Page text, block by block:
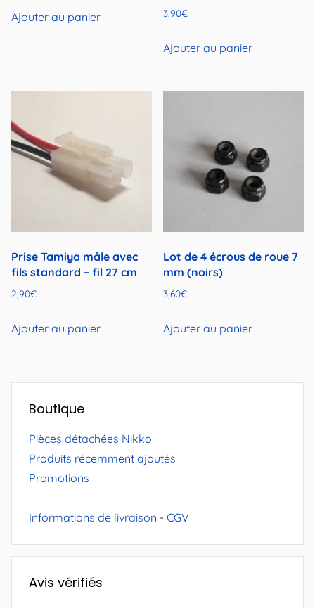
initialactuel
Ajouter au panier 3,90€
Ajouter au panier
Prise Tamiya mâle avec
fils standard – fil 27 cm
2,90€
Ajouter au panier
Lot de 4 écrous de roue 7
mm (noirs)
3,60€
Ajouter au panier
Boutique
Pièces détachées Nikko
Produits récemment ajoutés
Promotions
Informations de livraison - CGV
Avis vérifiés